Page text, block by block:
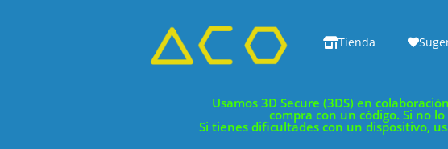
Tienda
Usamos 3D Secure (3DS) en
compra con un código. Si no
Si tienes dificultades con un dispositivo,